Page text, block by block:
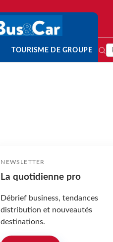
TOURISME DE GROUPE
NEWSLETTER
La quotidienne pro
Débrief business, tendances
distribution et nouveautés
destinations.